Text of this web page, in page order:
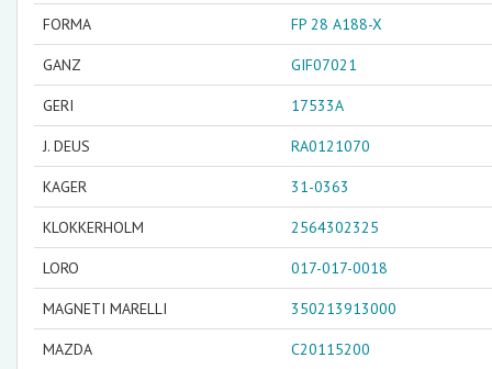
FORMA FP 28 A188-X
GANZ GIF07021
GERI 17533A
J. DEUS RA0121070
KAGER 31-0363
KLOKKERHOLM 2564302325
LORO 017-017-0018
MAGNETI MARELLI 350213913000
MAZDA C20115200